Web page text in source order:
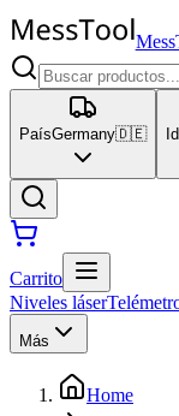
PaísGermany🇩🇪
Carrito
Niveles láser
Más
Home